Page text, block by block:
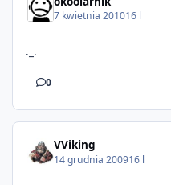
7 kwietnia 201016 l
._.
0
VViking
14 grudnia 200916 l